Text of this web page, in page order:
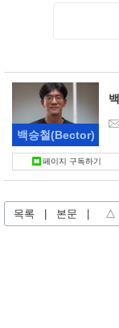
백승철(Bector)
페이지 구독하기
목록 본문